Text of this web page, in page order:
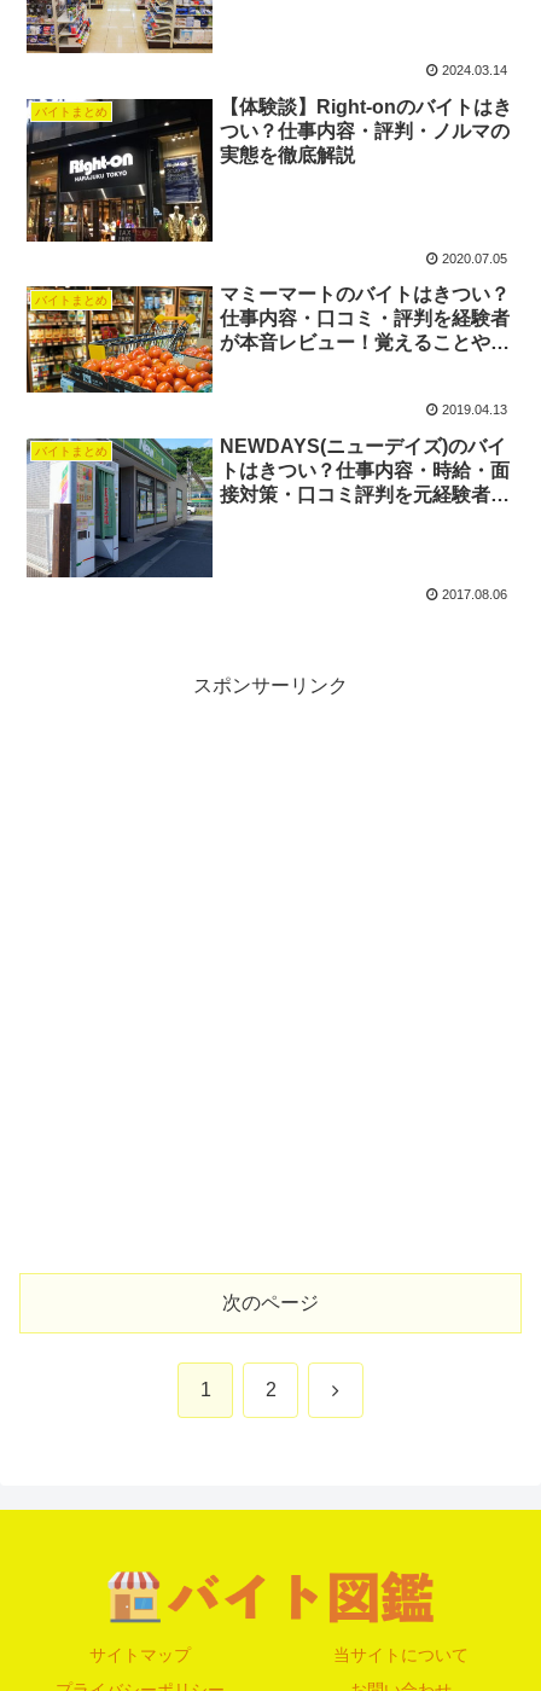
2024.03.14
バイトまとめ
【体験談】Right-onのバイトはき
つい？仕事内容・評判・ノルマの
実態を徹底解説
2020.07.05
バイトまとめ
マミーマートのバイトはきつい？
仕事内容・口コミ・評判を経験者
が本音レビュー！覚えることや面
2019.04.13
バイトまとめ
NEWDAYS(ニューデイズ)のバイ
トはきつい？仕事内容・時給・面
接対策・口コミ評判を元経験者目
2017.08.06
スポンサーリンク
次のページ
1 2 次
サイトマップ
当サイトについて